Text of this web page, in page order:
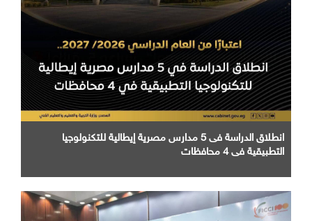
انطلاق الدراسة فى 5 مدارس مصرية إيطالية للتكنولوجيا
التطبيقية في 4 محافظات